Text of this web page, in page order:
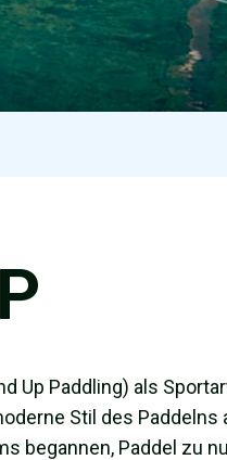
Up Paddling) als
Stil des Paddelns
begannen, Paddel zu